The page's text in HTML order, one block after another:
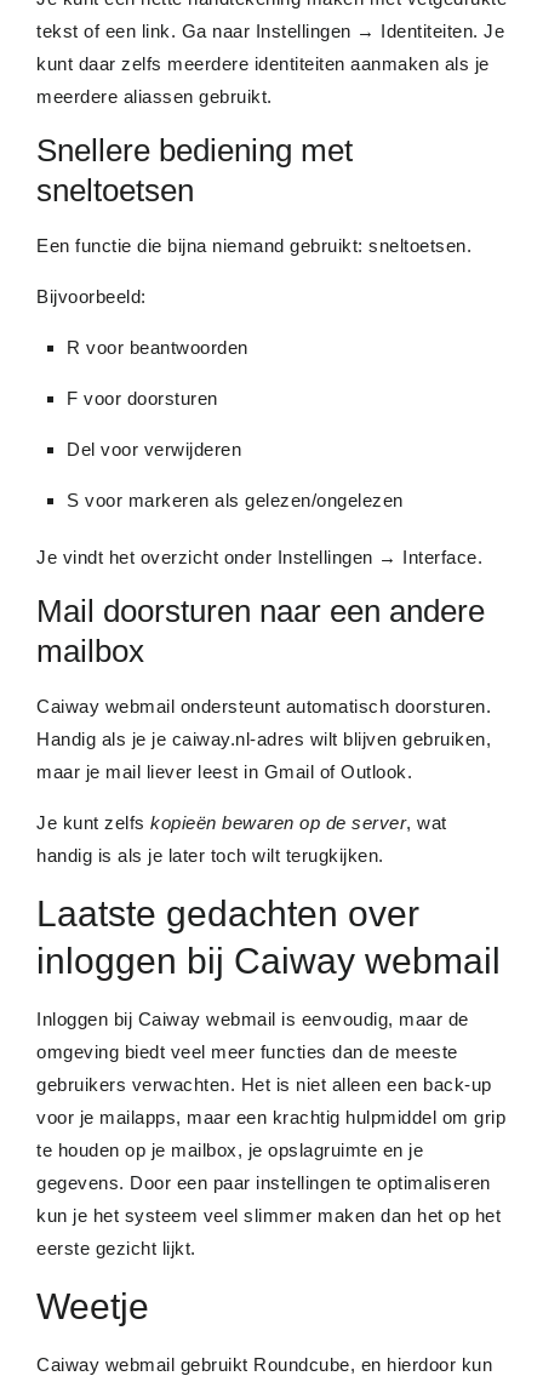
tekst of een link. Ga naar Instellingen → Identiteiten. Je
kunt daar zelfs meerdere identiteiten aanmaken als je
meerdere aliassen gebruikt.
Snellere bediening met
sneltoetsen
Een functie die bijna niemand gebruikt: sneltoetsen.
Bijvoorbeeld:
R voor beantwoorden
F voor doorsturen
Del voor verwijderen
S voor markeren als gelezen/ongelezen
Je vindt het overzicht onder Instellingen → Interface.
Mail doorsturen naar een andere
mailbox
Caiway webmail ondersteunt automatisch doorsturen.
Handig als je je caiway.nl-adres wilt blijven gebruiken,
maar je mail liever leest in Gmail of Outlook.
Je kunt zelfs kopieën bewaren op de server, wat
handig is als je later toch wilt terugkijken.
Laatste gedachten over
inloggen bij Caiway webmail
Inloggen bij Caiway webmail is eenvoudig, maar de
omgeving biedt veel meer functies dan de meeste
gebruikers verwachten. Het is niet alleen een back-up
voor je mailapps, maar een krachtig hulpmiddel om grip
te houden op je mailbox, je opslagruimte en je
gegevens. Door een paar instellingen te optimaliseren
kun je het systeem veel slimmer maken dan het op het
eerste gezicht lijkt.
Weetje
Caiway webmail gebruikt Roundcube, en hierdoor kun